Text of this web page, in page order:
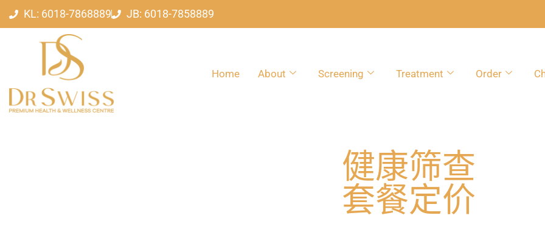
KL: 6018-7868889 JB: 6018-7858889
Home About Screening Treatment Order
健康筛查
套餐定价